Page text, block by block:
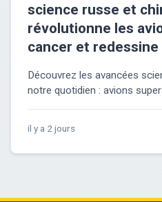
science russe et
révolutionne les
cancer et redessine
Découvrez les avancées
notre quotidien : avions
il y a 2 jours